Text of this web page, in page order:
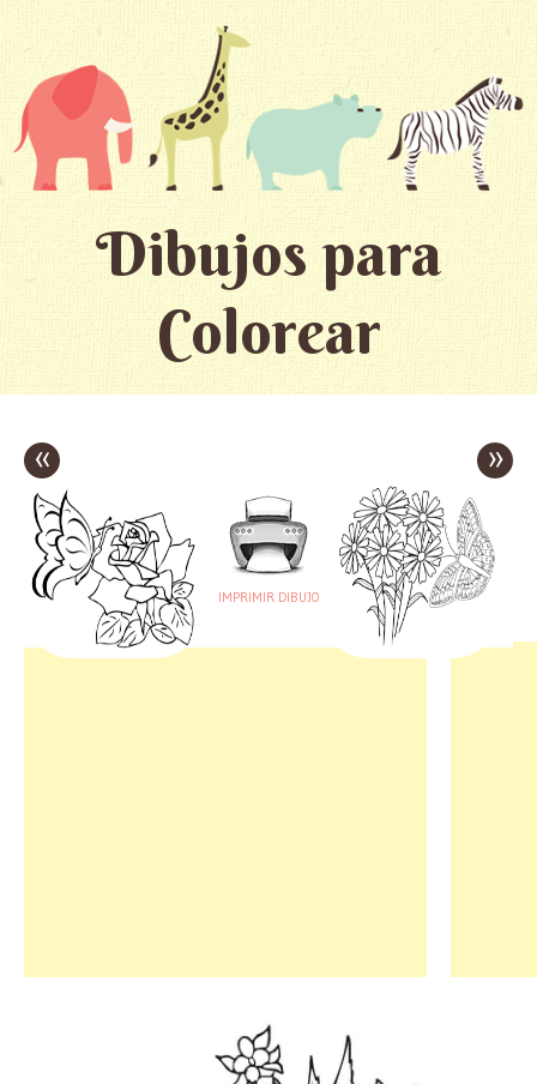
Dibujos para
Colorear
«
IMPRIMIR DIBUJO
»